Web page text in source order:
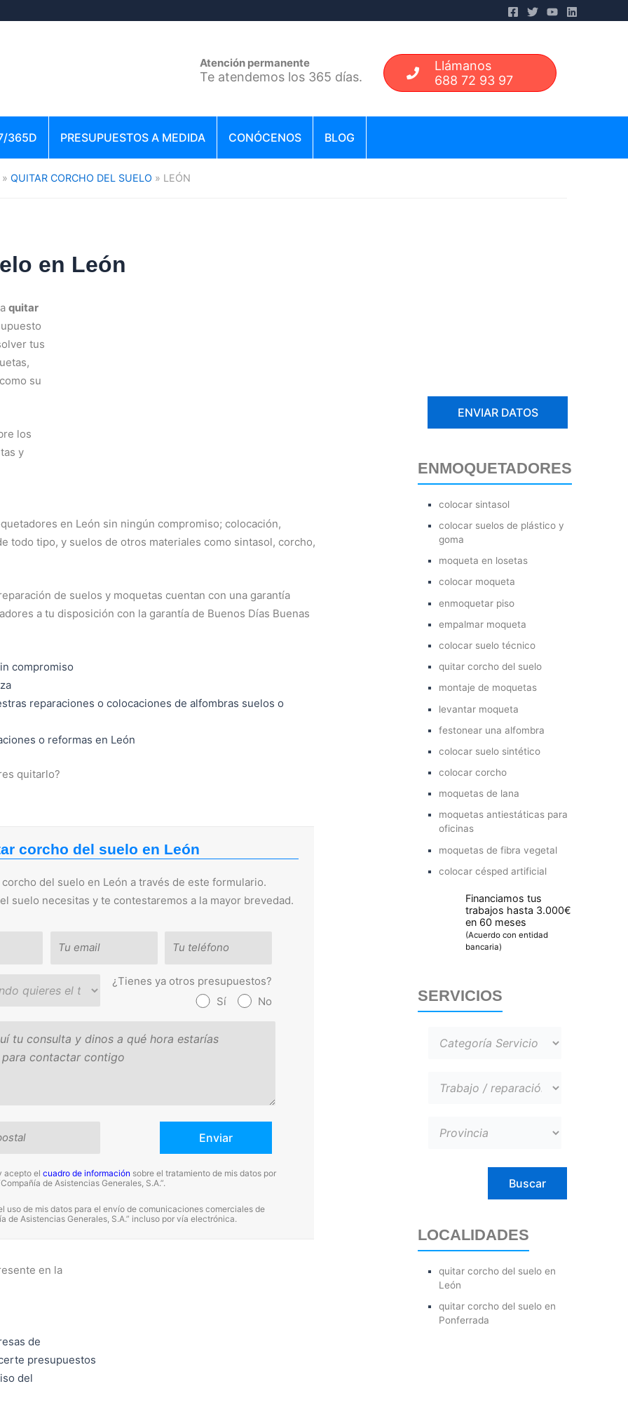
Atención permanente
Te atendemos los 365 días.
Llámanos
688 72 93 97
365D PRESUPUESTOS A MEDIDA CONÓCENOS BLOG
QUITAR CORCHO DEL SUELO LEÓN
en León
quitar
tus
su
los
y
en León sin ningún compromiso; colocación,
todo tipo, y suelos de otros materiales como sintasol, corcho,
de suelos y moquetas cuentan con una garantía
a tu disposición con la garantía de Buenos Días Buenas
compromiso
reparaciones o colocaciones de alfombras suelos o
o reformas en León
quitarlo?
corcho del suelo en León
del suelo en León a través de este formulario.
suelo necesitas y te contestaremos a la mayor brevedad.
¿Tienes ya otros presupuestos?
Sí
No
acepto elcuadro de información sobre el tratamiento de mis datos por
de Asistencias Generales, S.A.”.
uso de mis datos para el envío de comunicaciones comerciales de
de Asistencias Generales, S.A.” incluso por vía electrónica.
en la
de
presupuestos
del
ENMOQUETADORES
colocar sintasol
colocar suelos de plástico y
goma
moqueta en losetas
colocar moqueta
enmoquetar piso
empalmar moqueta
colocar suelo técnico
quitar corcho del suelo
montaje de moquetas
levantar moqueta
festonear una alfombra
colocar suelo sintético
colocar corcho
moquetas de lana
moquetas antiestáticas para
oficinas
moquetas de fibra vegetal
colocar césped artificial
Financiamos tus
trabajos hasta 3.000€
en 60 meses
(Acuerdo con entidad
bancaria)
SERVICIOS
LOCALIDADES
quitar corcho del suelo en
León
quitar corcho del suelo en
Ponferrada